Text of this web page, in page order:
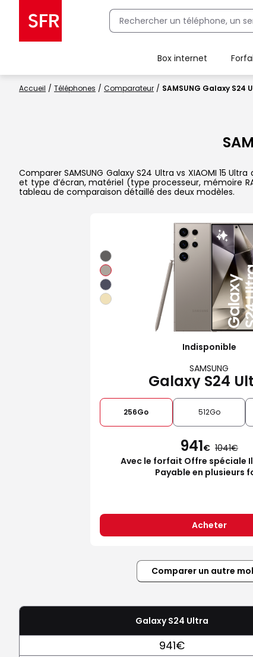
Box internet
Accueil Téléphones Comparateur SAMSUNG Galaxy S24
Comparer SAMSUNG Galaxy S24 Ultra vs XIAOMI 15
et type d’écran, matériel (type processeur, mémoire
tableau de comparaison détaillé des deux modèles.
Indisponible
SAMSUNG
Galaxy S24
256Go 512Go
941€ 1041
Avec le forfait Offre spéciale
Payable en plusieurs
Acheter
Comparer un autre
Galaxy S24 Ultra
941€